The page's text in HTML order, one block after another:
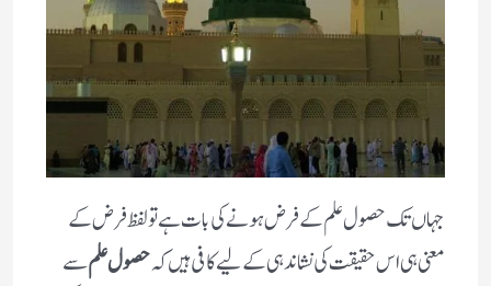
جہاں تک حصول علم کے فرض ہونے کی بات ہے تو لفظ فرض کے
معنی ہی اس حقیقت کی نشاندہی کے لیے کافی ہیں کہحصول علمسے